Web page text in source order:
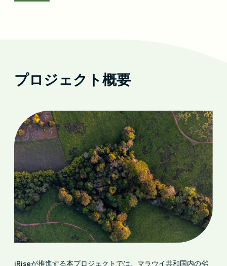
プロジェクト概要
iRiseが推進する本プロジェクトでは、マラウイ共和国内の劣